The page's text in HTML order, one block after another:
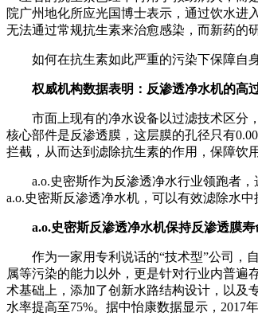
院广州地化所应光国博士表示，通过饮水进
无法通过常规抗生素来治愈感染，而新药的
如何在抗生素如此严重的污染下保障自身
权威机构数据表明：反渗透净水机的高
市面上现有的净水设备以过滤技术区分，
核心部件是反渗透膜，这层膜的孔径只有
拦截，从而达到滤除抗生素的作用，保障饮
a.o.史密斯作为反渗透净水行业领跑者，
a.o.史密斯反渗透净水机，可以有效滤除水
a.o.史密斯反渗透净水机保持反渗透膜寿
作为一家用专利说话的“技术型”公司，自
属等污染的能力以外，更是针对行业内普遍
术基础上，添加了创新水路结构设计，以及
水率提高至75%。据中怡康数据显示，2017